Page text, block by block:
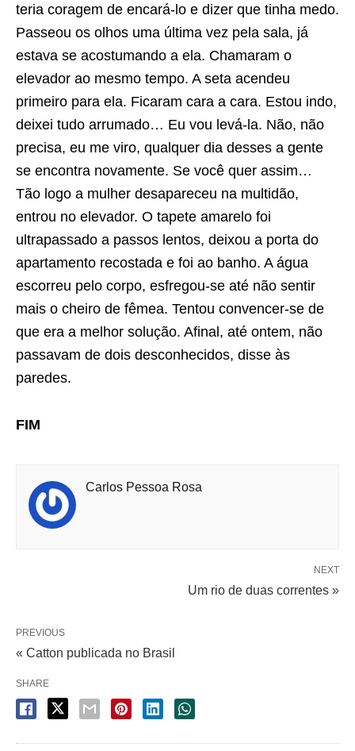
teria coragem de encará-lo e dizer que tinha medo.
Passeou os olhos uma última vez pela sala, já
estava se acostumando a ela. Chamaram o
elevador ao mesmo tempo. A seta acendeu
primeiro para ela. Ficaram cara a cara. Estou indo,
deixei tudo arrumado… Eu vou levá-la. Não, não
precisa, eu me viro, qualquer dia desses a gente
se encontra novamente. Se você quer assim…
Tão logo a mulher desapareceu na multidão,
entrou no elevador. O tapete amarelo foi
ultrapassado a passos lentos, deixou a porta do
apartamento recostada e foi ao banho. A água
escorreu pelo corpo, esfregou-se até não sentir
mais o cheiro de fêmea. Tentou convencer-se de
que era a melhor solução. Afinal, até ontem, não
passavam de dois desconhecidos, disse às
paredes.
FIM
Carlos Pessoa Rosa
NEXT
Um rio de duas correntes »
PREVIOUS
« Catton publicada no Brasil
SHARE